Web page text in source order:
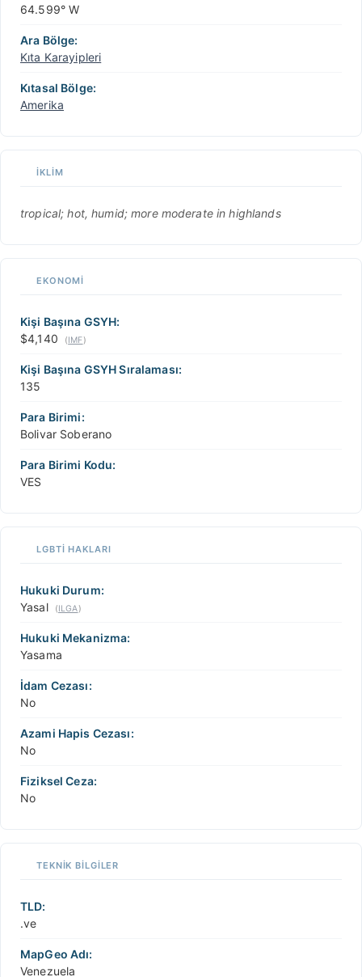
64.599° W
Ara Bölge:
Kıta Karayipleri
Kıtasal Bölge:
Amerika
İKLIM
tropical; hot, humid; more moderate in highlands
EKONOMI
Kişi Başına GSYH:
$4,140
(IMF)
Kişi Başına GSYH Sıralaması:
135
Para Birimi:
Bolivar Soberano
Para Birimi Kodu:
VES
LGBTİ HAKLARI
Hukuki Durum:
Yasal
(ILGA)
Hukuki Mekanizma:
Yasama
İdam Cezası:
No
Azami Hapis Cezası:
No
Fiziksel Ceza:
No
TEKNIK BILGILER
TLD:
.ve
MapGeo Adı:
Venezuela